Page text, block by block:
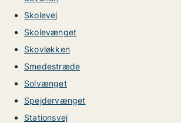
Skolevej
Skolevænget
Skovløkken
Smedestræde
Solvænget
Spejdervænget
Stationsvej